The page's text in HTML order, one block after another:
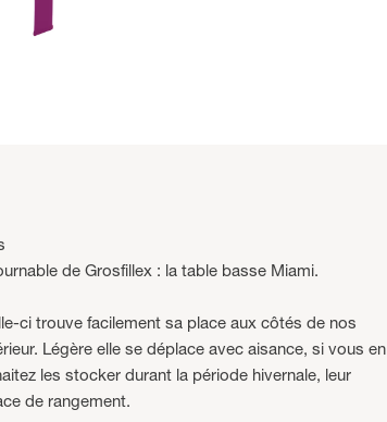
de Grosfillex : la table basse Miami.
ci trouve facilement sa place aux côtés de nos
Légère elle se déplace avec aisance, si vous en
les stocker durant la période hivernale, leur
de rangement.